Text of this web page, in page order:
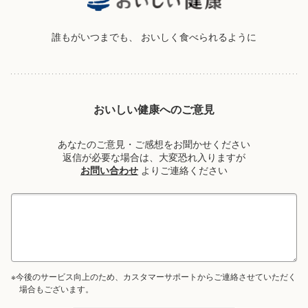
誰もがいつまでも、 おいしく食べられるように
おいしい健康へのご意見
あなたのご意見・ご感想をお聞かせください
返信が必要な場合は、大変恐れ入りますが
お問い合わせ よりご連絡ください
※今後のサービス向上のため、カスタマーサポートからご連絡させていただく
場合もございます。